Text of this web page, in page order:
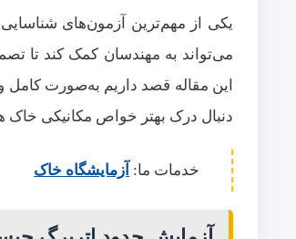
یکی از مهم‌ترین آزمون‌های
می‌تواند به مهندسان کمک کند تا
این مقاله قصد داریم به‌صورت کامل
دنبال درک بهتر خواص مکانیکی
خدمات ما: آزمایشگاه خاک